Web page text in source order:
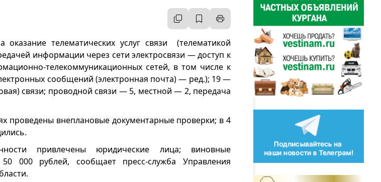
телематических услуг связи (телематикой
информации через сети электросвязи — доступ к
телекоммуникационных сетей, в том числе к
сообщений (электронная почта) — ред.); 19 —
связи; проводной связи — 5, местной — 2, передача
проведены внеплановые документарные проверки; в 4
привлечены юридические лица; виновные
000 рублей, сообщает пресс-служба Управления